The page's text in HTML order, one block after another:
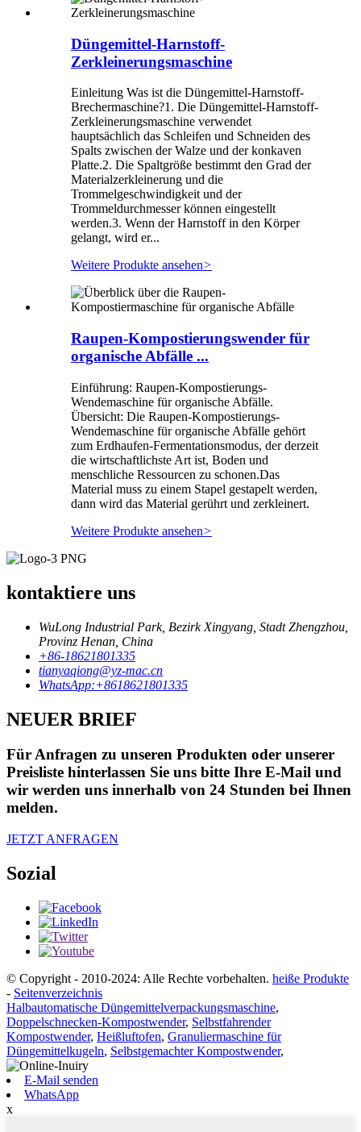
Düngemittel-Harnstoff-
Zerkleinerungsmaschine
Einleitung Was ist die Düngemittel-Harnstoff-
Brechermaschine?1. Die Düngemittel-Harnstoff-
Zerkleinerungsmaschine verwendet
hauptsächlich das Schleifen und Schneiden des
Spalts zwischen der Walze und der konkaven
Platte.2. Die Spaltgröße bestimmt den Grad der
Materialzerkleinerung und die
Trommelgeschwindigkeit und der
Trommeldurchmesser können eingestellt
werden.3. Wenn der Harnstoff in den Körper
gelangt, wird er...
Weitere Produkte ansehen>
Raupen-Kompostierungswender für
organische Abfälle ...
Einführung: Raupen-Kompostierungs-
Wendemaschine für organische Abfälle.
Übersicht: Die Raupen-Kompostierungs-
Wendemaschine für organische Abfälle gehört
zum Erdhaufen-Fermentationsmodus, der derzeit
die wirtschaftlichste Art ist, Boden und
menschliche Ressourcen zu schonen.Das
Material muss zu einem Stapel gestapelt werden,
dann wird das Material gerührt und zerkleinert.
Weitere Produkte ansehen>
kontaktiere uns
WuLong Industrial Park, Bezirk Xingyang, Stadt Zhengzhou,
Provinz Henan, China
+86-18621801335
tianyaqiong@yz-mac.cn
WhatsApp:+8618621801335
NEUER BRIEF
Für Anfragen zu unseren Produkten oder unserer
Preisliste hinterlassen Sie uns bitte Ihre E-Mail und
wir werden uns innerhalb von 24 Stunden bei Ihnen
melden.
JETZT ANFRAGEN
Sozial
© Copyright - 2010-2024: Alle Rechte vorbehalten. heiße Produkte
- Seitenverzeichnis
Halbautomatische Düngemittelverpackungsmaschine,
Doppelschnecken-Kompostwender, Selbstfahrender
Kompostwender, Heißluftofen, Granuliermaschine für
Düngemittelkugeln, Selbstgemachter Kompostwender,
E-Mail senden
WhatsApp
x